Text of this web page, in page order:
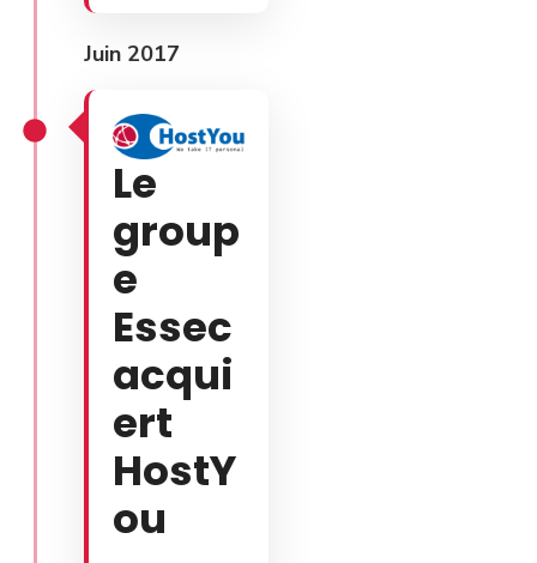
Juin 2017
Le
group
e
Essec
acqui
ert
HostY
ou